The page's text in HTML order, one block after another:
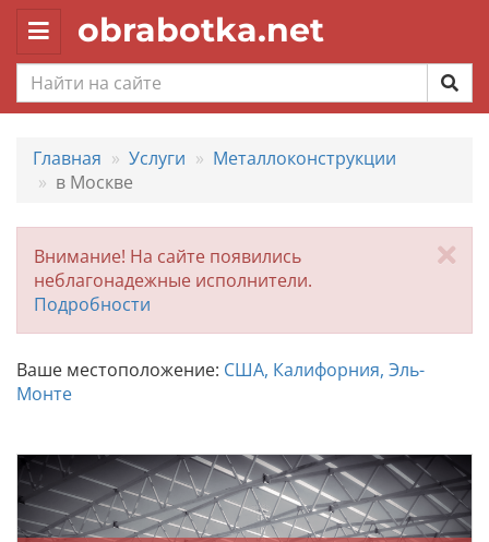
Toggle
navigation
obrabotka.net
Главная Услуги
Металлоконструкции
в Москве
Внимание! На сайте появились
неблагонадежные исполнители.
Подробности
Ваше местоположение: США, Калифорния, Эль-
Монте